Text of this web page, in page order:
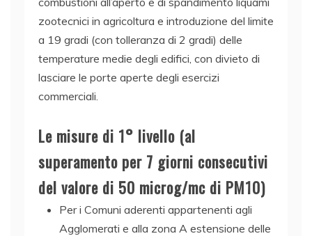
zootecnici in agricoltura e introduzione del limite
a 19 gradi (con tolleranza di 2 gradi) delle
temperature medie degli edifici, con divieto di
lasciare le porte aperte degli esercizi
commerciali.
Le misure di 1° livello (al
superamento per 7 giorni consecutivi
del valore di 50 microg/mc di PM10)
Per i Comuni aderenti appartenenti agli
Agglomerati e alla zona A estensione delle